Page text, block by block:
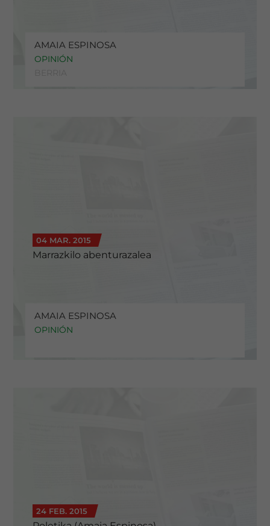
AMAIA ESPINOSA
OPINIÓN
04 MAR. 2015
Marrazkilo abenturazalea
AMAIA ESPINOSA
OPINIÓN
24 FEB. 2015